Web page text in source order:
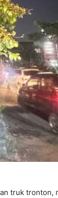
truk tronton,